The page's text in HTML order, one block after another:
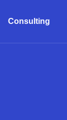
Consulting